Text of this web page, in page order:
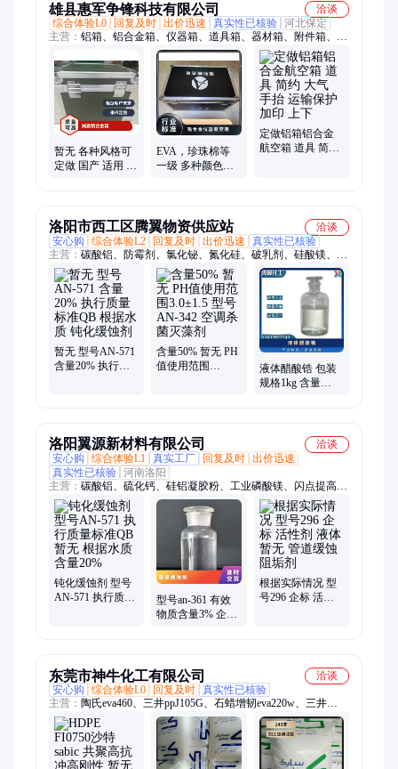
雄县惠军争锋科技有限公司
洽谈
综合体验L0
回复及时 出价迅速 真实性已核验 河北保定
主营： 铝箱、铝合金箱、仪器箱、道具箱、器材箱、附件箱、收
纳箱、航空箱、工具箱、电子仪表箱、实验仪器包装箱、消防器
材箱、指挥作业箱、侦查作业箱、勘测仪器包装箱、仪器仪表
箱、乐器包装箱、舞台道具箱、服装道具箱、运输储备箱、通讯
设备箱、五金工具箱、铝合金航空箱、产品展示箱、物资器材箱
暂无 各种风格可
定做 国产 适用 仪
EVA，珍珠棉等
一级 多种颜色可
定做铝箱铝合金
航空箱 道具 简约
洛阳市西工区腾翼物资供应站
洽谈
安心购
综合体验L2 回复及时 出价迅速
真实性已核验
主营： 碳酸铝、防霉剂、氯化铋、氮化硅、破乳剂、硅酸镁、磷
酸铝、化学试剂、抗静电剂、乙酸乙酯、氢氧化镁、焦磷酸钠、
干燥通风、次磷酸镁、氯化氢乙醇、氯化氢甲醇、聚丙烯酸钾、
闪点提高剂、柴油降凝剂、硫代硫酸铵、聚丙烯酰胺、多聚磷酸
钠、25公斤纸板桶、硫代乙醇酸钠、高分子絮凝剂
暂无 型号AN-571
含量20% 执行质
含量50% 暂无 PH
值使用范围
液体醋酸锆 包装
规格1kg 含量
洛阳翼源新材料有限公司
洽谈
安心购
综合体验L1 真实工厂 回复及时 出价迅速
真实性已核验 河南洛阳
主营： 碳酸铝、硫化钙、硅铝凝胶粉、工业磷酸镁、闪点提高
剂、表面活性剂、耐火材料、水处理原材料
钝化缓蚀剂 型号
AN-571 执行质量
型号an-361 有效
物质含量3% 企标
根据实际情况 型
号296 企标 活性
东莞市神牛化工有限公司
洽谈
安心购
综合体验L0 回复及时 真实性已核验
主营： 陶氏eva460、三井ppJ105G、石蜡增韧eva220w、三井
eva260、热熔级eva250、普瑞曼ppj105g